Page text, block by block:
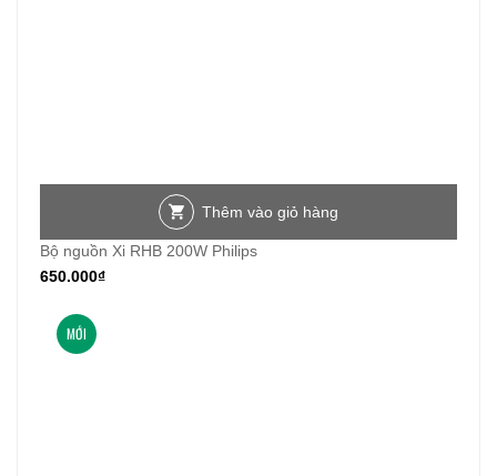
Thêm vào giỏ hàng
Bộ nguồn Xi RHB 200W Philips
650.000₫
MỚI